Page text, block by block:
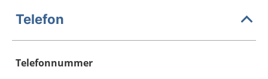
Telefon
Telefonnummer